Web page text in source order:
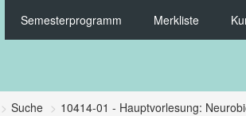
Semesterprogramm Merkliste
Suche 10414-01 - Hauptvorlesung: